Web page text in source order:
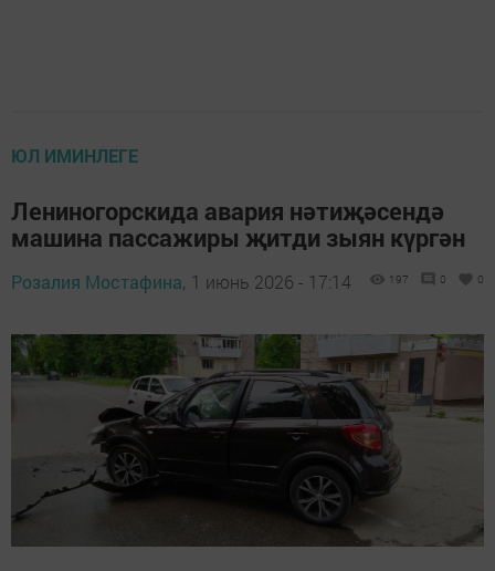
ЮЛ ИМИНЛЕГЕ
Лениногорскида авария нәтиҗәсендә
машина пассажиры җитди зыян күргән
Розалия Мостафина, 1 июнь 2026 - 17:14 197 0 0